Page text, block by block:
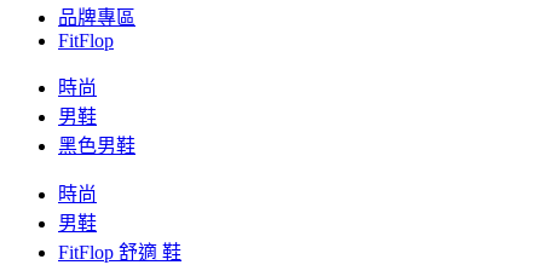
品牌專區
FitFlop
時尚
男鞋
黑色男鞋
時尚
男鞋
FitFlop 舒適 鞋